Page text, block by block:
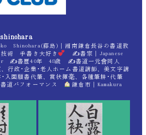
Shinohara(藤島)｜湘南鎌倉長谷の書道教
術 手書き大好き
✍書家｜Japanese
✍書歴40年 48歳 ✍書道一元會同人
行政･企業･老人ホーム書道講師、美文字講
園願書代筆、賞状揮毫、各種筆耕･代筆
道パフォーマンス
鎌倉市｜Kamakura